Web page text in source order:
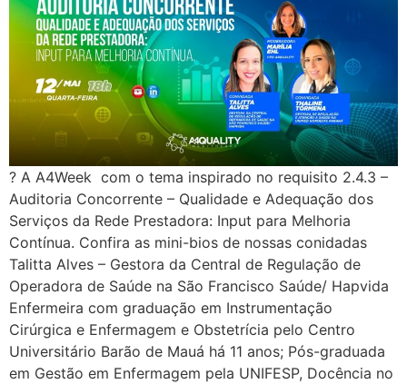
? A A4Week com o tema inspirado no requisito 2.4.3 –
Auditoria Concorrente – Qualidade e Adequação dos
Serviços da Rede Prestadora: Input para Melhoria
Contínua. Confira as mini-bios de nossas conidadas
Talitta Alves – Gestora da Central de Regulação de
Operadora de Saúde na São Francisco Saúde/ Hapvida
Enfermeira com graduação em Instrumentação
Cirúrgica e Enfermagem e Obstetrícia pelo Centro
Universitário Barão de Mauá há 11 anos; Pós-graduada
em Gestão em Enfermagem pela UNIFESP, Docência no